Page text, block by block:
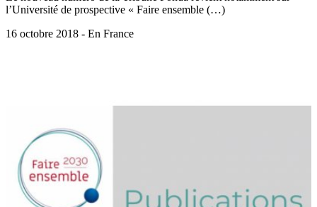
l’Université de prospective « Faire ensemble (…)
16 octobre 2018 - En France